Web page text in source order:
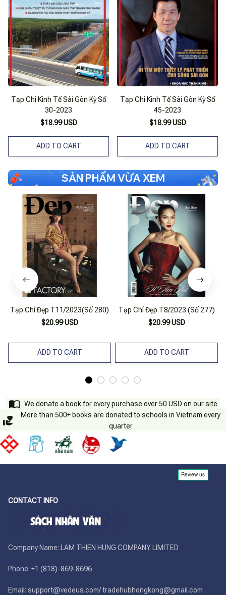
Tạp Chí Kinh Tế Sài Gòn Kỳ Số
30-2023
$18.99 USD
ADD TO CART
Tạp Chí Kinh Tế Sài Gòn Kỳ Số
45-2023
$18.99 USD
ADD TO CART
SẢN PHẨM VỪA XEM
Tạp Chí Đẹp T11/2023(Số 280)
$20.99 USD
ADD TO CART
Tạp Chí Đẹp T8/2023 (Số 277)
$20.99 USD
ADD TO CART
We donate a book for every purchase over 50 USD on our site
More than 500+ books are donated to schools in Vietnam every
quarter
CONTACT INFO
Company Name: LAM THIEN HUNG COMPANY LIMITED
Phone: +1 (818)-869-8696
Email: support@vedeus.com/ tradehubhongkong@gmail.com